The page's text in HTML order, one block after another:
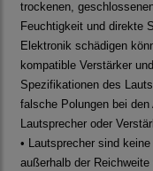
trockenen,
Feuchtigkeit und direkte
Elektronik schädigen
kompatible Verstärker
Spezifikationen des
falsche Polungen bei
Lautsprecher oder
• Lautsprecher sind
außerhalb der